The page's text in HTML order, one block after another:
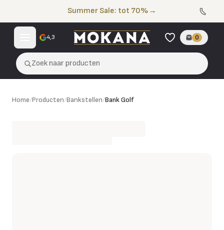
Summer Sale: tot 70% →
4,3 0
Zoek naar producten
Bank Golf
Home/Producten/Bankstellen/Bank Golf